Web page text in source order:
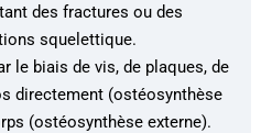
des fractures ou des
squelettique.
le biais de vis, de plaques, de
directement (ostéosynthèse
(ostéosynthèse externe).